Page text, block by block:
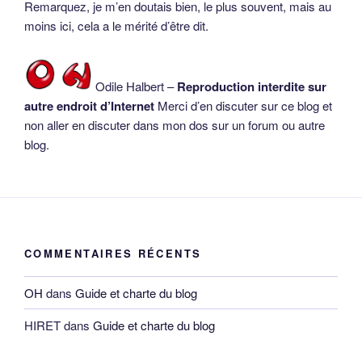
Remarquez, je m’en doutais bien, le plus souvent, mais au
moins ici, cela a le mérité d’être dit.
Odile Halbert –Reproduction interdite sur
autre endroit d’Internet Merci d’en discuter sur ce blog et
non aller en discuter dans mon dos sur un forum ou autre
blog.
COMMENTAIRES RÉCENTS
OH dans Guide et charte du blog
HIRETdans Guide et charte du blog